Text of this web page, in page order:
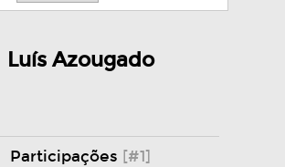
Luís Azougado
Participações [#1]